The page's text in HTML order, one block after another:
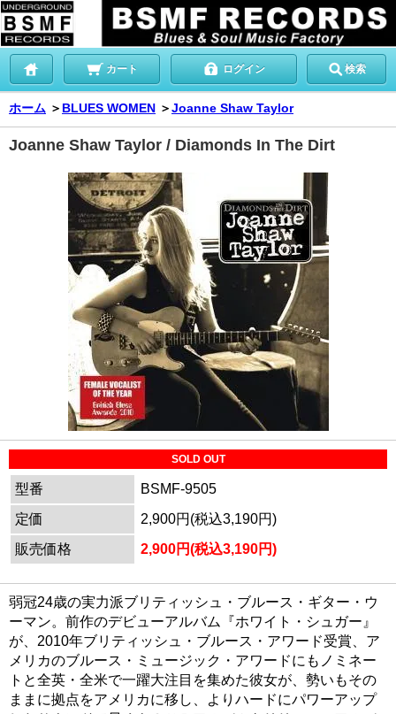
カート ログイン 検索
ホーム ＞ BLUES WOMEN ＞Joanne Shaw Taylor
Joanne Shaw Taylor / Diamonds In The Dirt
SOLD OUT
型番
BSMF-9505
定価
2,900円(税込3,190円)
販売価格
2,900円(税込3,190円)
弱冠24歳の実力派ブリティッシュ・ブルース・ギター・ウ
ーマン。前作のデビューアルバム『ホワイト・シュガー』
が、2010年ブリティッシュ・ブルース・アワード受賞、ア
メリカのブルース・ミュージック・アワードにもノミネー
トと全英・全米で一躍大注目を集めた彼女が、勢いもその
ままに拠点をアメリカに移し、よりハードにパワーアップ